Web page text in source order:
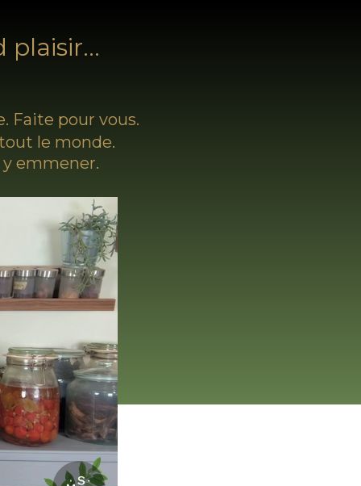
Faite pour vous.
le monde.
y emmener.